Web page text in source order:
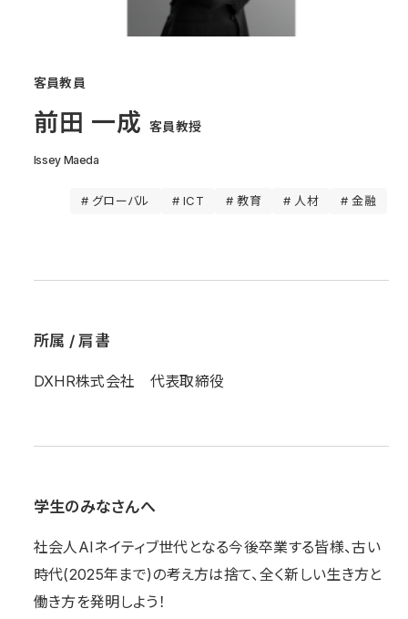
客員教員
前田 一成 客員教授
Issey Maeda
# グローバル # ICT # 教育 # 人材 # 金融
所属 / 肩書
DXHR株式会社 代表取締役
学生のみなさんへ
社会人AIネイティブ世代となる今後卒業する皆様、古い
時代(2025年まで)の考え方は捨て、全く新しい生き方と
働き方を発明しよう！